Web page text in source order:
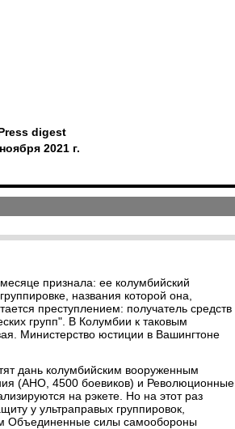
digest
2021 г.
признала: ее колумбийский
названия которой она,
преступлением: получатель средств
групп". В Колумбии к таковым
Министерство юстиции в Вашингтоне
дань колумбийским вооруженным
(АНО, 4500 боевиков) и Революционные
на рэкете. Но на этот раз
у ультраправых группировок,
Объединенные силы самообороны